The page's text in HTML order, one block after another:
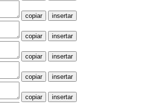
copiar insertar
copiar insertar
copiar insertar
copiar insertar
copiar insertar